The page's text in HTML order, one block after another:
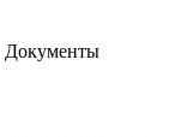
Документы